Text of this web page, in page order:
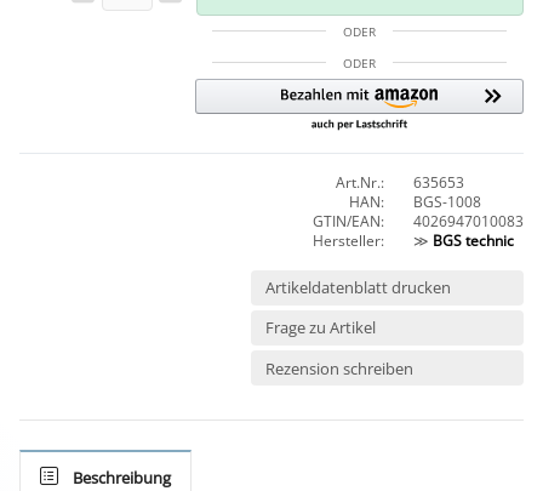
ODER
ODER
Art.Nr.:
635653
HAN:
BGS-1008
GTIN/EAN:
4026947010083
Hersteller:
≫ BGS technic
Artikeldatenblatt drucken
Frage zu Artikel
Rezension schreiben
Beschreibung